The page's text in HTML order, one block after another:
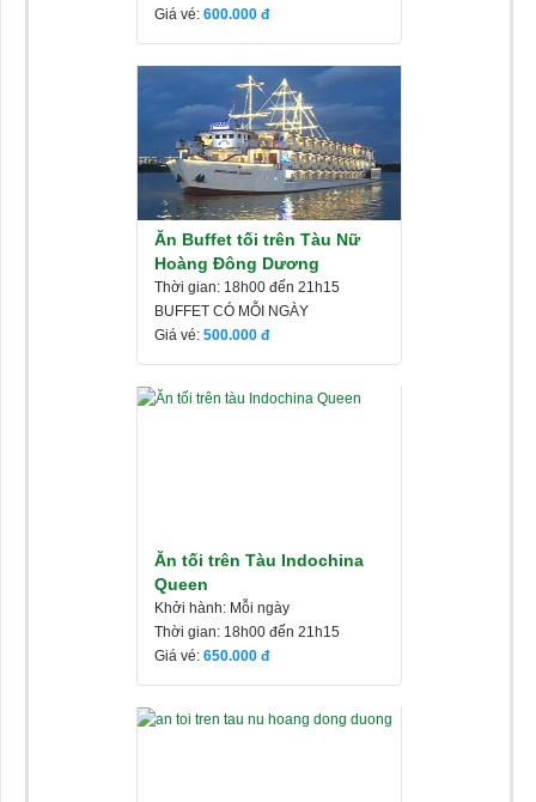
Giá vé: 600.000
Ăn Buffet tối trên Tàu Nữ
Hoàng Đông Dương
Thời gian: 18h00 đến 21h15
BUFFET CÓ MỖI NGÀY
Giá vé: 500.000
Ăn tối trên Tàu Indochina
Queen
Khởi hành: Mỗi ngày
Thời gian: 18h00 đến 21h15
Giá vé: 650.000